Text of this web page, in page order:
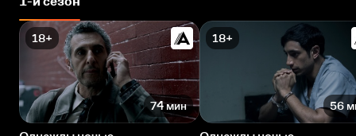
18+
74 мин
18+
56